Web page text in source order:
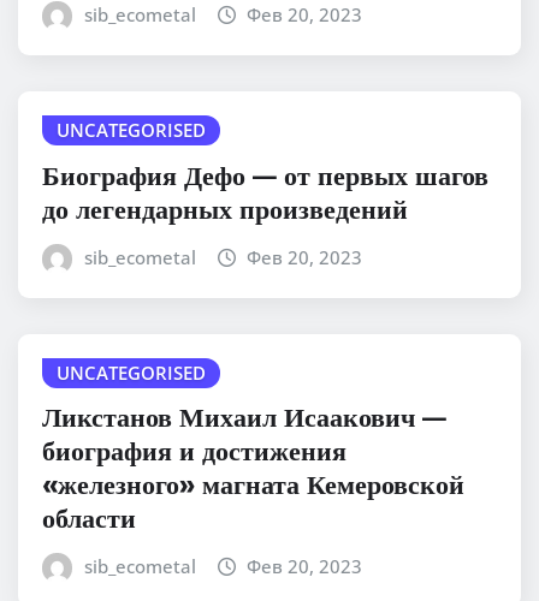
sib_ecometal Фев 20, 2023
UNCATEGORISED
Биография Дефо — от первых шагов
до легендарных произведений
sib_ecometal Фев 20, 2023
UNCATEGORISED
Ликстанов Михаил Исаакович —
биография и достижения
«железного» магната Кемеровской
области
sib_ecometal Фев 20, 2023